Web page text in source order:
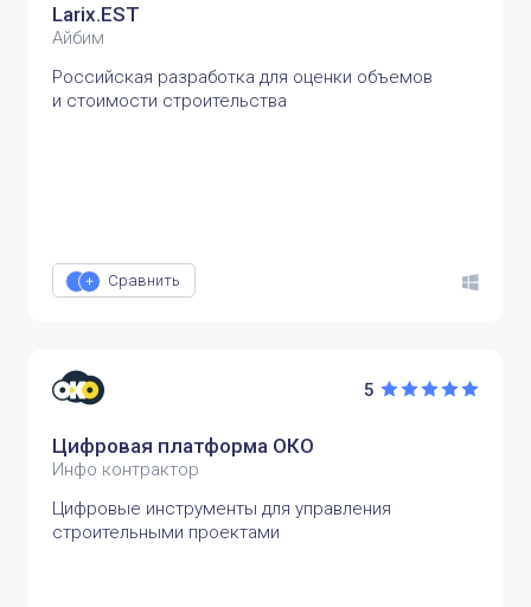
Larix.EST
Айбим
Российская разработка для оценки объемов
и стоимости строительства
Сравнить
5
Цифровая платформа ОКО
Инфо контрактор
Цифровые инструменты для управления
строительными проектами